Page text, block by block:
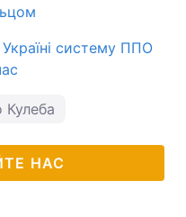
систему ППО
НАС